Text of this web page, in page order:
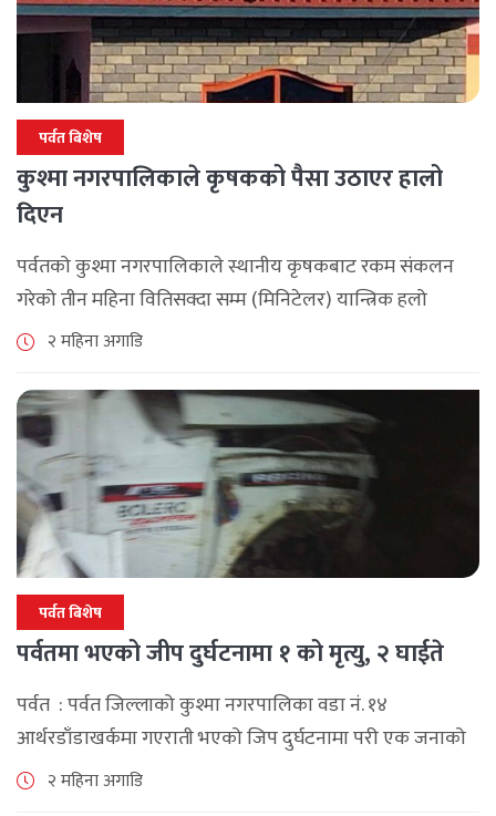
पर्वत बिशेष
कुश्मा नगरपालिकाले कृषकको पैसा उठाएर हालो
दिएन
पर्वतको कुश्मा नगरपालिकाले स्थानीय कृषकबाट रकम संकलन
गरेको तीन महिना वितिसक्दा सम्म (मिनिटेलर) यान्त्रिक हलो
वितरण नगरेपछि पर्वतको कुश्मा नगरपालिकाका कृषकहरु चिन्तित
२ महिना अगाडि
पर्वत बिशेष
पर्वतमा भएको जीप दुर्घटनामा १ को मृत्यु, २ घाईते
पर्वत : पर्वत जिल्लाको कुश्मा नगरपालिका वडा नं. १४
आर्थरडाँडाखर्कमा गएराती भएको जिप दुर्घटनामा परी एक जनाको
मृत्यु भएको छ । जिल्ला प्रहरी कार्यालय पर्वतका सूचना अधिकारी
२ महिना अगाडि